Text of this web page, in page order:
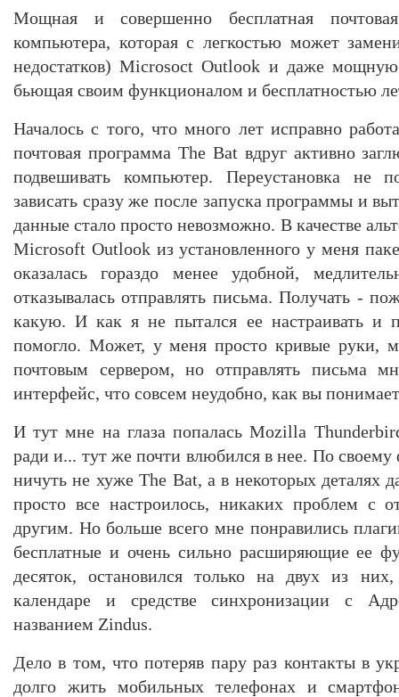
Мощная и совершенно бесплатная
компьютера, которая с легкостью может
недостатков) Microsoct Outlook и даже
бьющая своим функционалом и бесплатностью
Началось с того, что много лет исправно
почтовая программа The Bat вдруг активно
подвешивать компьютер. Переустановка не
зависать сразу же после запуска программы и
данные стало просто невозможно. В качестве
Microsoft Outlook из установленного у меня
оказалась гораздо менее удобной,
отказывалась отправлять письма. Получать -
какую. И как я не пытался ее настраивать и
помогло. Может, у меня просто кривые руки,
почтовым сервером, но отправлять письма
интерфейс, что совсем неудобно, как вы
И тут мне на глаза попалась Mozilla
ради и... тут же почти влюбился в нее. По своему
ничуть не хуже The Bat, а в некоторых деталях
просто все настроилось, никаких проблем с
другим. Но больше всего мне понравились
бесплатные и очень сильно расширяющие ее
десяток, остановился только на двух из
календаре и средстве синхронизации с
названием Zindus.
Дело в том, что потеряв пару раз контакты в
долго жить мобильных телефонах и